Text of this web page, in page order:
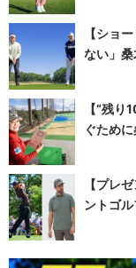
【ショ
ない」
【“残
ぐため
【プレ
ントゴ